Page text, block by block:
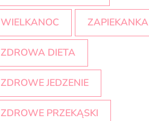
WIELKANOC ZAPIEKANKA
ZDROWA DIETA
ZDROWE JEDZENIE
ZDROWE PRZEKĄSKI